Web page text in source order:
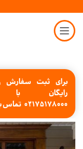
برای ثبت سفارش
رایگان با
02175178000 تماس بگیرید.